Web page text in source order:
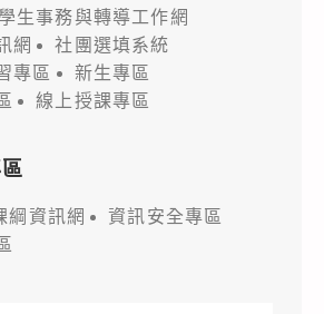
學生事務與轉導工作網
網
社團選填系統
專區
新生專區
線上授課專區
綱資訊網
資訊安全專區